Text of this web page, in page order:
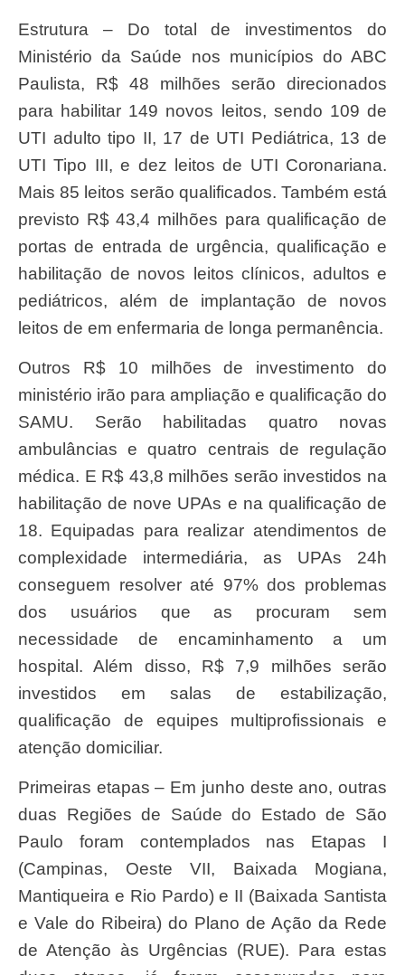
Estrutura – Do total de investimentos do
Ministério da Saúde nos municípios do ABC
Paulista, R$ 48 milhões serão direcionados
para habilitar 149 novos leitos, sendo 109 de
UTI adulto tipo II, 17 de UTI Pediátrica, 13 de
UTI Tipo III, e dez leitos de UTI Coronariana.
Mais 85 leitos serão qualificados. Também está
previsto R$ 43,4 milhões para qualificação de
portas de entrada de urgência, qualificação e
habilitação de novos leitos clínicos, adultos e
pediátricos, além de implantação de novos
leitos de em enfermaria de longa permanência.
Outros R$ 10 milhões de investimento do
ministério irão para ampliação e qualificação do
SAMU. Serão habilitadas quatro novas
ambulâncias e quatro centrais de regulação
médica. E R$ 43,8 milhões serão investidos na
habilitação de nove UPAs e na qualificação de
18. Equipadas para realizar atendimentos de
complexidade intermediária, as UPAs 24h
conseguem resolver até 97% dos problemas
dos usuários que as procuram sem
necessidade de encaminhamento a um
hospital. Além disso, R$ 7,9 milhões serão
investidos em salas de estabilização,
qualificação de equipes multiprofissionais e
atenção domiciliar.
Primeiras etapas – Em junho deste ano, outras
duas Regiões de Saúde do Estado de São
Paulo foram contemplados nas Etapas I
(Campinas, Oeste VII, Baixada Mogiana,
Mantiqueira e Rio Pardo) e II (Baixada Santista
e Vale do Ribeira) do Plano de Ação da Rede
de Atenção às Urgências (RUE). Para estas